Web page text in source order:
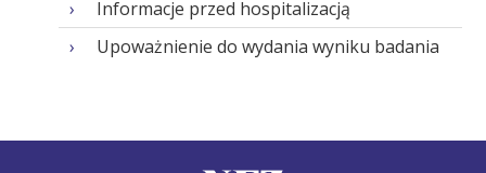
Informacje przed hospitalizacją
Upoważnienie do wydania wyniku badania